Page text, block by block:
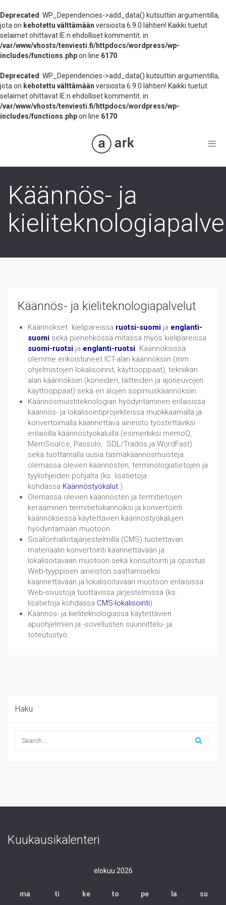
Deprecated : WP_Dependencies->add_data() kutsuttiin argumentilla,
jota on kehotettu välttämään versiosta 6.9.0 lähtien! Kaikki tuetut
selaimet ohittavat IE:n ehdolliset kommentit. in
/var/www/vhosts/tenviesti.fi/httpdocs/wordpress/wp-
includes/functions.phpon line 6170
Deprecated : WP_Dependencies->add_data() kutsuttiin argumentilla,
jota on kehotettu välttämään versiosta 6.9.0 lähtien! Kaikki tuetut
selaimet ohittavat IE:n ehdolliset kommentit. in
/var/www/vhosts/tenviesti.fi/httpdocs/wordpress/wp-
includes/functions.phpon line 6170
Käännös- ja
Käännös- ja kieliteknologiapalvelut
Käännökset kielipareissa ruotsi-suomi ja englanti-
suomi sekä pienehkössä mitassa myös kielipareissa
suomi-ruotsi ja englanti-ruotsi. Käännöksissä
olemme erikoistuneet ICT-alan käännöksiin (mm.
ohjelmistojen lokalisoinnit, käyttöoppaat), tekniikan
alan käännöksiin (koneiden, laitteiden ja ajoneuvojen
käyttöoppaat) sekä eri alojen sopimuskäännöksiin.
Käännösmuistiteknologian hyödyntäminen erilaisissa
käännös- ja lokalisointiprojekteissa muokkaamalla ja
konvertoimalla käännettävä aineisto työstettäviksi
erilaisilla käännöstyökaluilla (esimerkiksi memoQ,
MemSource, Passolo, SDL/Trados ja WordFast)
sekä tuottamalla uusia täsmäkäännösmuisteja
olemassa olevien käännösten, terminologiatietojen ja
tyyliohjeiden pohjalta (ks. lisätietoja
kohdassa Käännöstyökalut.)
Olemassa olevien käännösten ja termitietojen
kerääminen termitietokannoiksi ja konvertointi
käännöksessä käytettävien käännöstyökalujen
hyödyntämään muotoon.
Sisällönhallintajärjestelmillä (CMS) tuotettavan
materiaalin konvertointi käännettävään ja
lokalisoitavaan muotoon sekä konsultointi ja opastus
Web-tyyppisen aineiston saattamiseksi
käännettävään ja lokalisoitavaan muotoon erilaisissa
Web-sivustoja tuottavissa järjestelmissä (ks.
lisätietoja kohdassa CMS-lokalisointi).
Käännös- ja kieliteknologiassa käytettävien
apuohjelmien ja -sovellusten suunnittelu- ja
toteutustyö.
Haku
Kuukausikalenteri
elokuu 2026
ma ti ke to pe la su